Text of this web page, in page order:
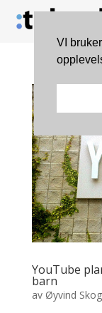
YouTube
barn
av Øyvind
VI